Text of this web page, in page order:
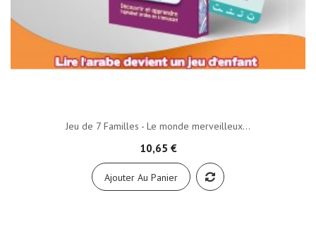
Jeu de 7 Familles - Le monde merveilleux...
10,65 €
Ajouter Au Panier